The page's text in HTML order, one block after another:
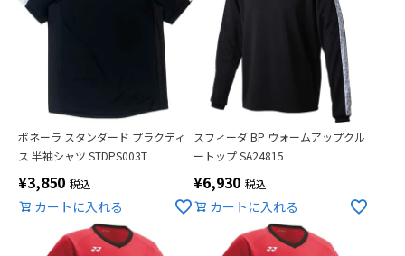
ボネーラ スタンダード プラクティ
ス 半袖シャツ STDPS003T
¥3,850 税込
カートに入れる
スフィーダ BP ウォームアップクル
ートップ SA24815
¥6,930 税込
カートに入れる